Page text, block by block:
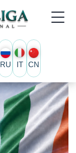
RU IT CN